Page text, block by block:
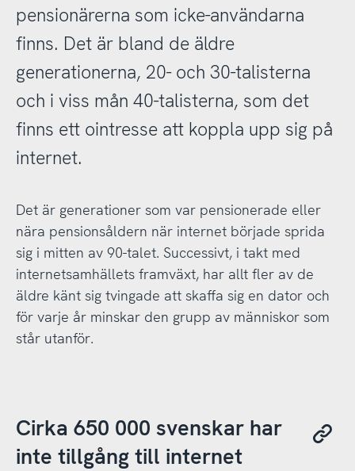
pensionärerna som icke-användarna
finns. Det är bland de äldre
generationerna, 20- och 30-talisterna
och i viss mån 40-talisterna, som det
finns ett ointresse att koppla upp sig på
internet.
Det är generationer som var pensionerade eller
nära pensionsåldern när internet började sprida
sig i mitten av 90-talet. Successivt, i takt med
internetsamhällets framväxt, har allt fler av de
äldre känt sig tvingade att skaffa sig en dator och
för varje år minskar den grupp av människor som
står utanför.
Cirka 650 000 svenskar har
inte tillgång till internet